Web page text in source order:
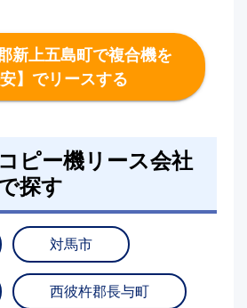
新上五島町で複合機を
安】でリースする
ピー機リース会社
探す
対馬市
西彼杵郡長与町